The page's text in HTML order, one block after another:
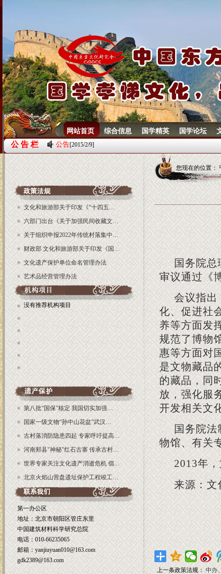
网站首页 综合信息 国学精英 国学论坛
公 告 栏 公告[2015/2/9]
文化和旅游部关于印发《“十四五…
六部门出台《关于加强民间收藏文…
关于组织申报2022年传统村落集中…
财政部 文化和旅游部关于印发《国…
文化遗产保护单位命名管理办法
艺术品经营管理办法
没有推荐机构项目
第八批“国保”核定 我国切实加强…
国家一级文物“孙中山花盆”武汉…
古村落消防隐患四起 专家呼吁提高…
河南郏县"神秘"红石古寨 传承古村…
世界专家关注文化遗产消逝危机 倡…
北京火焰山营盘遗址保护工程竣工…
第一办公区
地址：北京市朝阳区管庄东里
中国建筑材料科学研究总院
电话：010-66235065
邮箱：yanjiuyuan010@163.com
gdk2389@163.com
您现在的位置：
国务院
审议通过《
会议指出
化、促进社
养等方面发
规范了博物
惠等方面对
是文物藏品
的藏品，同
放，强化服
开发相关文
国务院法
物馆、有关
2013年
来源：文
上一条政策法规： 中办